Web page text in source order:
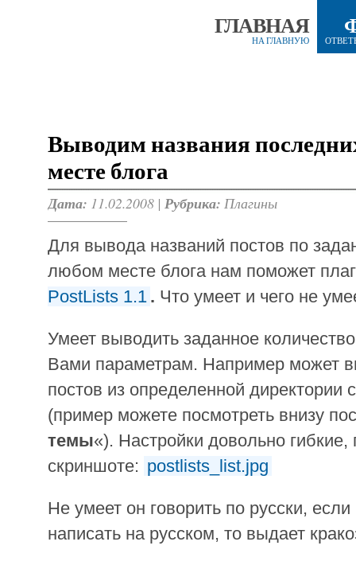
ГЛАВНАЯ
НА ГЛАВНУЮ
Выводим названия
месте блога
Дата: 11.02.2008 | Рубрика: Плагины
Для вывода названий постов по
любом месте блога нам поможет
PostLists 1.1 . Что умеет и чего не
Умеет выводить заданное
Вами параметрам. Например может
постов из определенной директории
(пример можете посмотреть внизу
темы«). Настройки довольно
скриншоте: postlists_list.jpg
Не умеет он говорить по русски,
написать на русском, то выдает